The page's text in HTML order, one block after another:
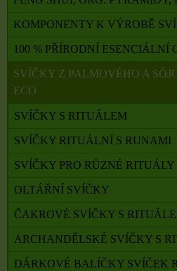
KOMPONENTY K VÝROBĚ
100 % PŘÍRODNÍ ESENCIÁLNÍ
SVÍČKY Z PALMOVÉHO A
ECO
SVÍČKY S RITUÁLEM
SVÍČKY RITUÁLNÍ S RUNAMI
SVÍČKY PRO RŮZNÉ RITUÁLY
OLTÁŘNÍ SVÍČKY
ČAKROVÉ SVÍČKY S
ARCHANDĚLSKÉ SVÍČKY S
DÁRKOVÉ BALÍČKY SVÍČEK